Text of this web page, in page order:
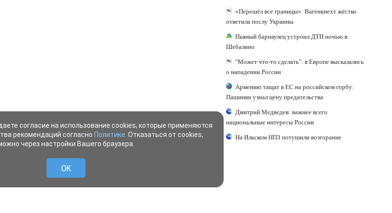
«Перешёл все границы»: Вагенкнехт жёстко
ответила послу Украины
Пьяный барнаулец устроил ДТП ночью в
Шебалино
"Может что-то сделать": в Европе высказались
о нападении России
Армению тащат в ЕС на российском горбу:
Пашинян узнал цену предательства
Дмитрий Медведев: важнее всего
национальные интересы России
На Ильском НПЗ потушили возгорание
согласие на использование cookies, которые применяются
рекомендаций согласно Политике . Отказаться от cookies,
через настройки Вашего браузера.
OK